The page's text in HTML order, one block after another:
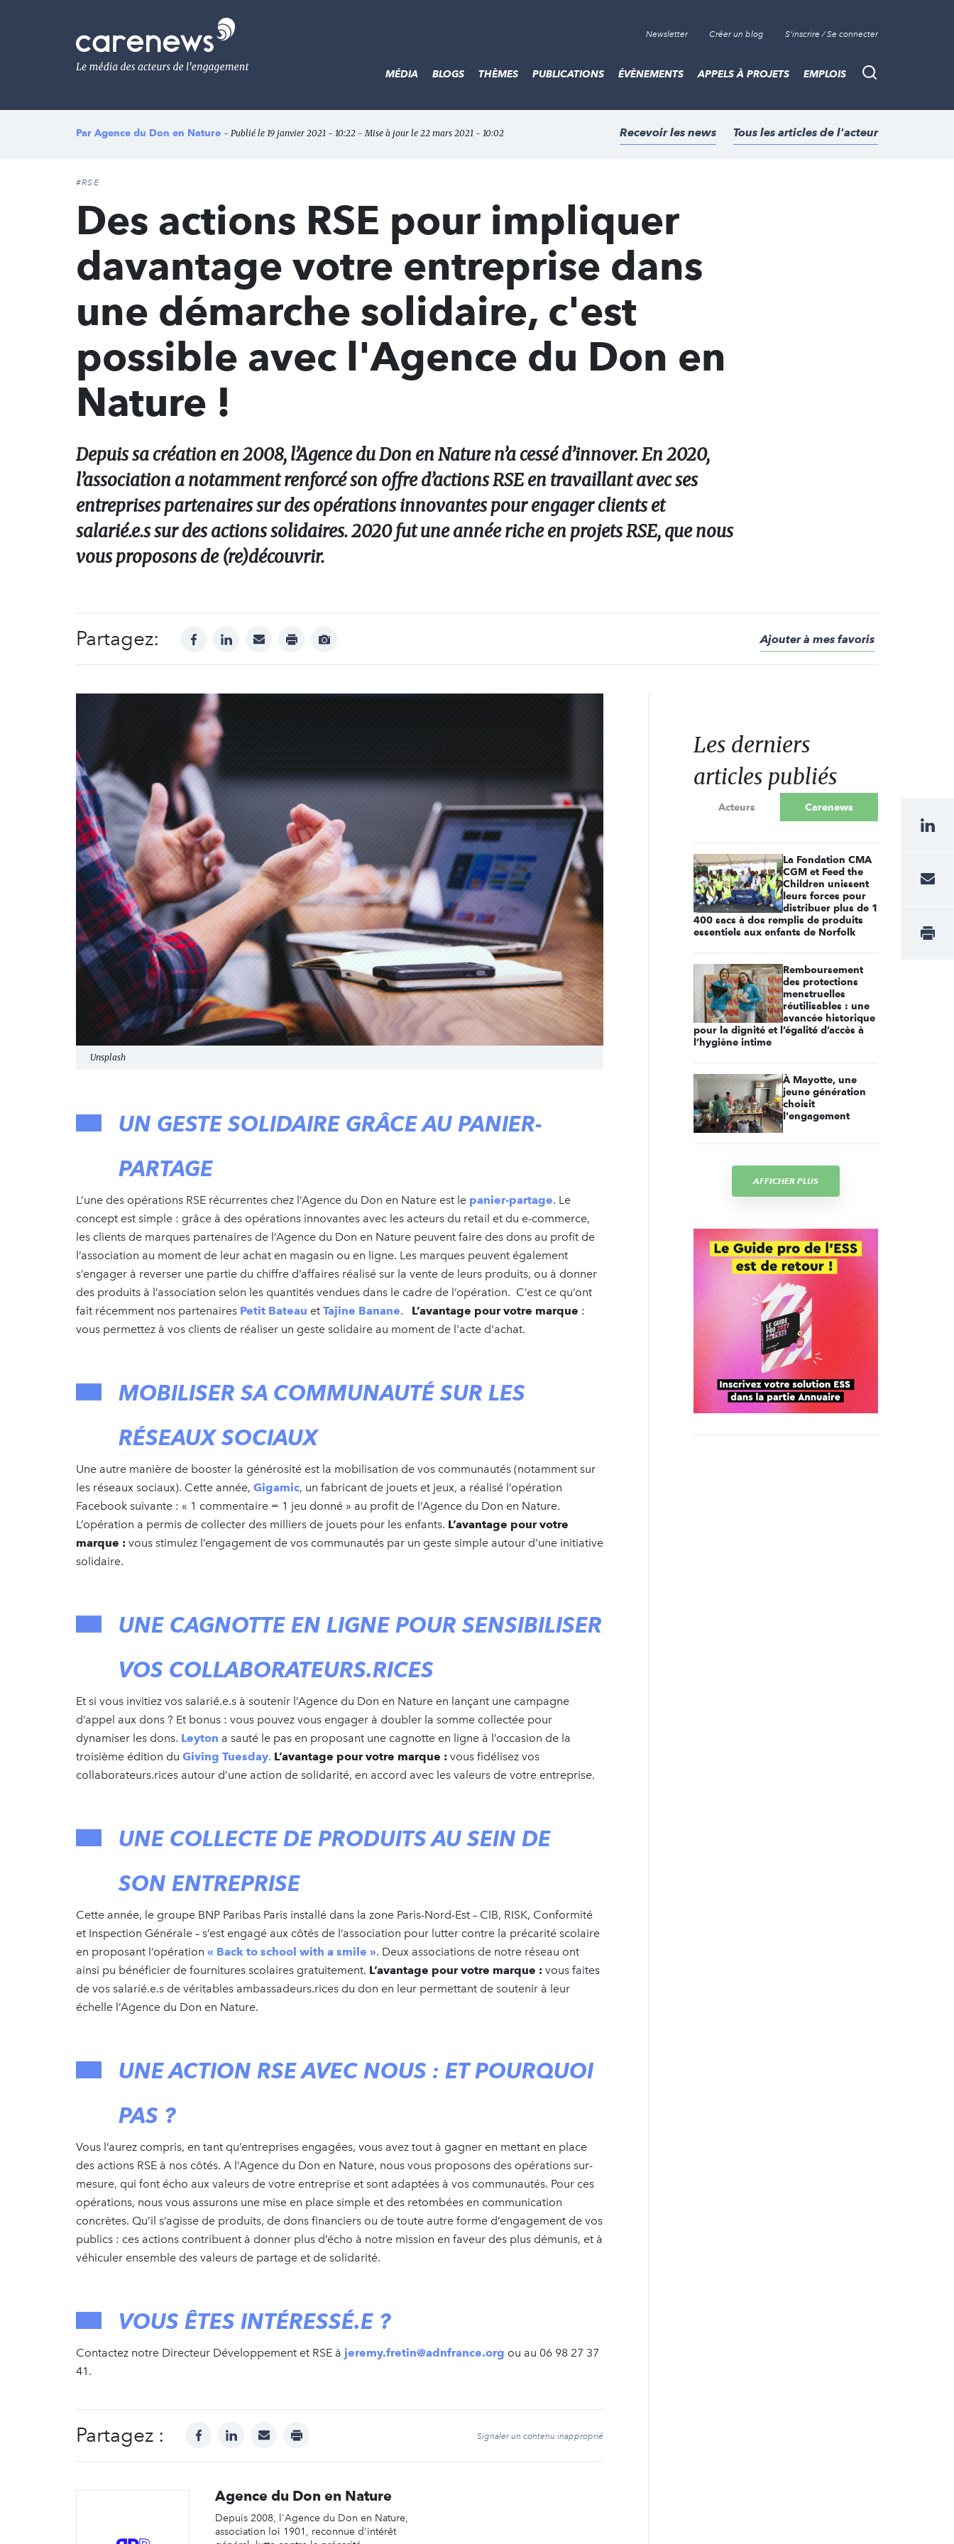
Le
média
de
l'engagement
Newsletter Créer un blog S'inscrire / Se connecter
Recherche
MÉDIA BLOGS THÈMES PUBLICATIONS ÉVÈNEMENTS APPELS À PROJETS EMPLOIS
Par Agence du Don en Nature - Publié le 19 janvier 2021 - 10:22 - Mise à jour le 22 mars 2021 - 10:02 Recevoir les news Tous les articles de l'acteur
#RSE
Des actions RSE pour impliquer
davantage votre entreprise dans
une démarche solidaire, c'est
possible avec l'Agence du Don en
Nature !
Depuis sa création en 2008, l’Agence du Don en Nature n’a cessé d’innover. En 2020,
l’association a notamment renforcé son offre d’actions RSE en travaillant avec ses
entreprises partenaires sur des opérations innovantes pour engager clients et
salarié.e.s sur des actions solidaires. 2020 fut une année riche en projets RSE, que nous
vous proposons de (re)découvrir.
Partagez: facebooklinkedinmail print
Afficher
Ajouter à mes favoris
Unsplash
UN GESTE SOLIDAIRE GRÂCE AU PANIER-
PARTAGE
L’une des opérations RSE récurrentes chez l’Agence du Don en Nature est le panier-partage. Le
concept est simple : grâce à des opérations innovantes avec les acteurs du retail et du e-commerce,
les clients de marques partenaires de l’Agence du Don en Nature peuvent faire des dons au profit de
l’association au moment de leur achat en magasin ou en ligne. Les marques peuvent également
s’engager à reverser une partie du chiffre d’affaires réalisé sur la vente de leurs produits, ou à donner
des produits à l’association selon les quantités vendues dans le cadre de l’opération. C’est ce qu’ont
fait récemment nos partenaires Petit Bateau et Tajine Banane. L’avantage pour votre marque :
vous permettez à vos clients de réaliser un geste solidaire au moment de l'acte d'achat.
MOBILISER SA COMMUNAUTÉ SUR LES
RÉSEAUX SOCIAUX
Une autre manière de booster la générosité est la mobilisation de vos communautés (notamment sur
les réseaux sociaux). Cette année, Gigamic, un fabricant de jouets et jeux, a réalisé l’opération
Facebook suivante : « 1 commentaire = 1 jeu donné » au profit de l’Agence du Don en Nature.
L’opération a permis de collecter des milliers de jouets pour les enfants. L’avantage pour votre
marque : vous stimulez l’engagement de vos communautés par un geste simple autour d’une initiative
solidaire.
UNE CAGNOTTE EN LIGNE POUR SENSIBILISER
VOS COLLABORATEURS.RICES
Et si vous invitiez vos salarié.e.s à soutenir l’Agence du Don en Nature en lançant une campagne
d’appel aux dons ? Et bonus : vous pouvez vous engager à doubler la somme collectée pour
dynamiser les dons. Leyton a sauté le pas en proposant une cagnotte en ligne à l’occasion de la
troisième édition du Giving Tuesday. L’avantage pour votre marque : vous fidélisez vos
collaborateurs.rices autour d’une action de solidarité, en accord avec les valeurs de votre entreprise.
UNE COLLECTE DE PRODUITS AU SEIN DE
SON ENTREPRISE
Cette année, le groupe BNP Paribas Paris installé dans la zone Paris-Nord-Est – CIB, RISK, Conformité
et Inspection Générale – s’est engagé aux côtés de l’association pour lutter contre la précarité scolaire
en proposant l’opération « Back to school with a smile ». Deux associations de notre réseau ont
ainsi pu bénéficier de fournitures scolaires gratuitement. L’avantage pour votre marque : vous faites
de vos salarié.e.s de véritables ambassadeurs.rices du don en leur permettant de soutenir à leur
échelle l’Agence du Don en Nature.
UNE ACTION RSE AVEC NOUS : ET POURQUOI
PAS ?
Vous l’aurez compris, en tant qu’entreprises engagées, vous avez tout à gagner en mettant en place
des actions RSE à nos côtés. A l’Agence du Don en Nature, nous vous proposons des opérations sur-
mesure, qui font écho aux valeurs de votre entreprise et sont adaptées à vos communautés. Pour ces
opérations, nous vous assurons une mise en place simple et des retombées en communication
concrètes. Qu’il s’agisse de produits, de dons financiers ou de toute autre forme d’engagement de vos
publics : ces actions contribuent à donner plus d’écho à notre mission en faveur des plus démunis, et à
véhiculer ensemble des valeurs de partage et de solidarité.
VOUS ÊTES INTÉRESSÉ.E ?
Contactez notre Directeur Développement et RSE à jeremy.fretin@adnfrance.org ou au 06 98 27 37
41.
Partagez : facebooklinkedinmail print Signaler un contenu inapproprié
Agence du Don en Nature
Depuis 2008, l'Agence du Don en Nature,
association loi 1901, reconnue d'intérêt
Les derniers
articles publiés
Acteurs Carenews
La Fondation CMA
CGM et Feed the
Children unissent
leurs forces pour
distribuer plus de 1
400 sacs à dos remplis de produits
essentiels aux enfants de Norfolk
Remboursement
des protections
menstruelles
réutilisables : une
avancée historique
pour la dignité et l’égalité d’accès à
l’hygiène intime
À Mayotte, une
jeune génération
choisit
l'engagement
AFFICHER PLUS